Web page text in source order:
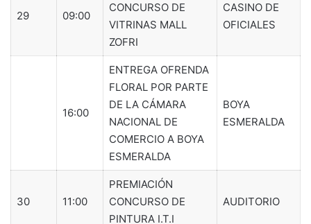
29 09:00
CONCURSO DE
VITRINAS MALL
ZOFRI
CASINO DE
OFICIALES
16:00
ENTREGA OFRENDA
FLORAL POR PARTE
DE LA CÁMARA
NACIONAL DE
COMERCIO A BOYA
ESMERALDA
BOYA
ESMERALDA
30 11:00
PREMIACIÓN
CONCURSO DE
PINTURA I.T.I
AUDITORIO